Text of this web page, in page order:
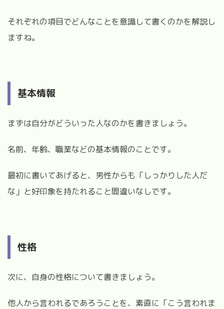
それぞれの項目でどんなことを意識して書くのかを解説し
ますね。
基本情報
まずは自分がどういった人なのかを書きましょう。
名前、年齢、職業などの基本情報のことです。
最初に書いてあげると、男性からも「しっかりした人だ
な」と好印象を持たれること間違いなしです。
性格
次に、自身の性格について書きましょう。
他人から言われるであろうことを、素直に「こう言われま